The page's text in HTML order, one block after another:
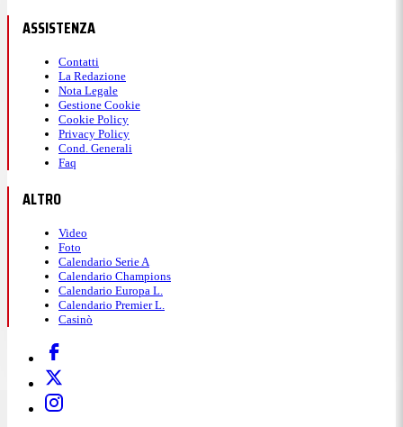
ASSISTENZA
Contatti
La Redazione
Nota Legale
Gestione Cookie
Cookie Policy
Privacy Policy
Cond. Generali
Faq
ALTRO
Video
Foto
Calendario Serie A
Calendario Champions
Calendario Europa L.
Calendario Premier L.
Casinò